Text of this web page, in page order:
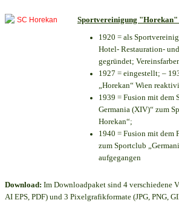
Sportvereinigung "Horekan"
1920 = als
Hotel- Restauration-
gegründet;
1927 = eingestellt; –
„Horekan“ Wien
1939 = Fusion mit dem
Germania (XIV)“ zum
Horekan“;
1940 = Fusion mit dem
zum Sportclub
aufgegangen
Download: Im Downloadpaket sind 4 verschiedene
AI EPS, PDF) und 3 Pixelgrafikformate (JPG, PNG,